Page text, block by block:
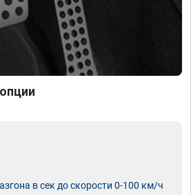
в сек до скорости 0-100 км/ч